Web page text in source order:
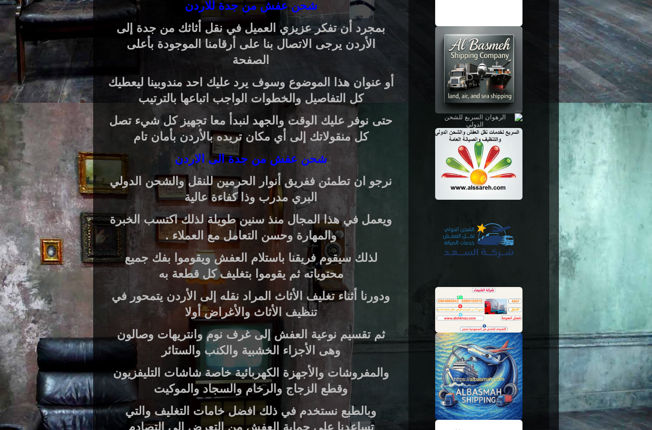
شحن عفش من جدة للاردن
بمجرد أن تفكر عزيزي العميل في نقل أثاثك من جدة إلى
الأردن يرجى الاتصال بنا على أرقامنا الموجودة بأعلى
الصفحة
أو عنوان هذا الموضوع وسوف يرد عليك احد مندوبينا ليعطيك
كل التفاصيل والخطوات الواجب اتباعها بالترتيب
حتى نوفر عليك الوقت والجهد لنبدأ معا تجهيز كل شيء تصل
كل منقولاتك إلى أي مكان تريده بالأردن بأمان تام
شحن عفش من جدة الى الاردن
نرجو ان تطمئن ففريق أنوار الحرمين للنقل والشحن الدولي
البري مدرب وذا كفاءة عالية
ويعمل في هذا المجال منذ سنين طويلة لذلك اكتسب الخبرة
والمهارة وحسن التعامل مع العملاء .
لذلك سيقوم فريقنا باستلام العفش ويقوموا بفك جميع
محتوياته ثم يقوموا بتغليف كل قطعة به
ودورنا أثناء تغليف الأثاث المراد نقله إلى الأردن يتمحور في
تنظيف الأثاث والأغراض أولا
ثم تقسيم نوعية العفش إلى غرف نوم وانتريهات وصالون
وهى الأجزاء الخشبية والكنب والستائر
والمفروشات والأجهزة الكهربائية خاصة شاشات التليفزيون
وقطع الزجاج والرخام والسجاد والموكيت
وبالطبع نستخدم في ذلك افضل خامات التغليف والتي
تساعدنا على حماية العفش من التعرض إلى التصادم